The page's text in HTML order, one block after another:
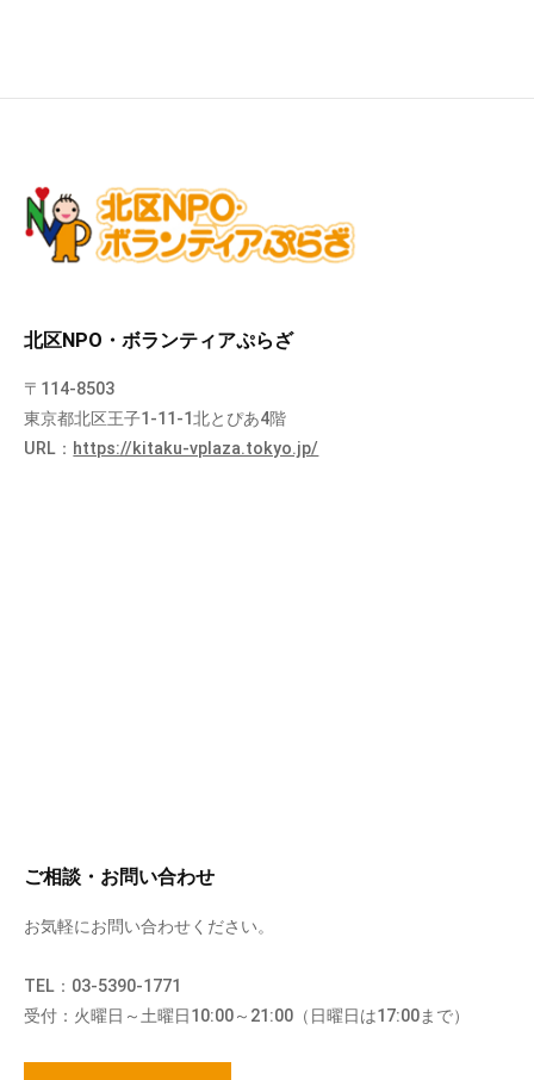
北区NPO・ボランティアぷらざ
〒114-8503
東京都北区王子1-11-1北とぴあ4階
URL： https://kitaku-vplaza.tokyo.jp/
ご相談・お問い合わせ
お気軽にお問い合わせください。
TEL：03-5390-1771
受付：火曜日～土曜日10:00～21:00（日曜日は17:00まで）